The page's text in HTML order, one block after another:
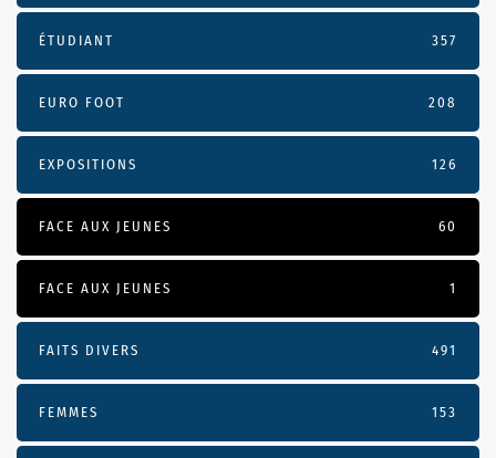
ÉTUDIANT 357
EURO FOOT 208
EXPOSITIONS 126
FACE AUX JEUNES 60
FACE AUX JEUNES 1
FAITS DIVERS 491
FEMMES 153